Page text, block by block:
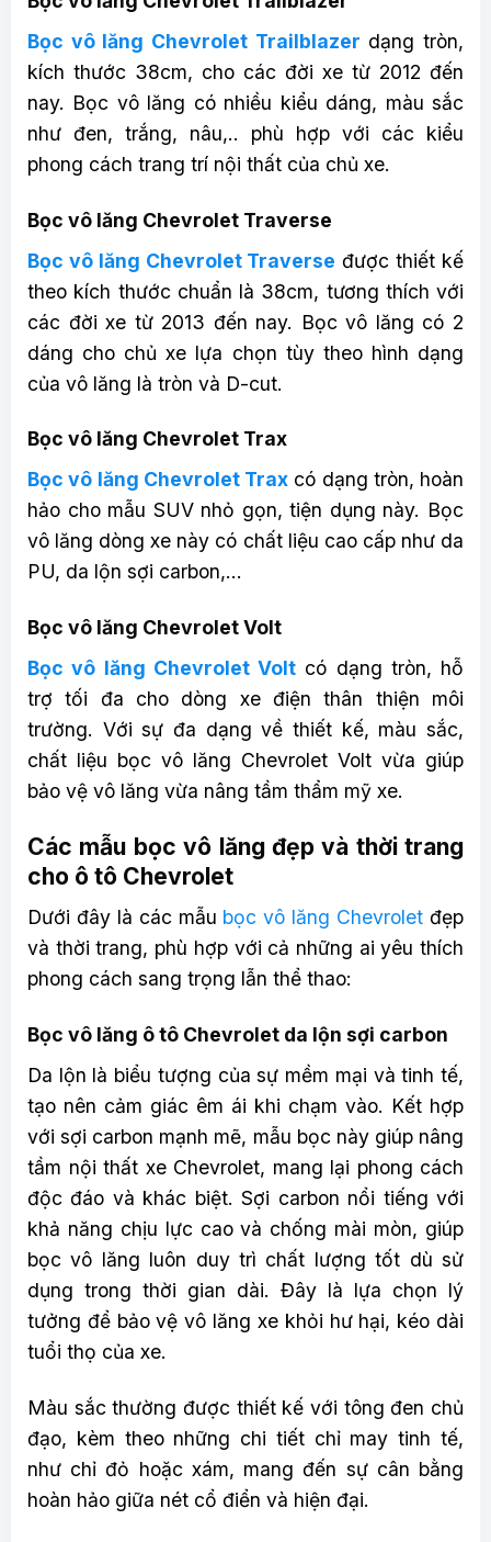
Bọc vô lăng Chevrolet Trailblazer dạng tròn,
kích thước 38cm, cho các đời xe từ 2012 đến
nay. Bọc vô lăng có nhiều kiểu dáng, màu sắc
như đen, trắng, nâu,.. phù hợp với các kiểu
phong cách trang trí nội thất của chủ xe.
Bọc vô lăng Chevrolet Traverse
Bọc vô lăng Chevrolet Traverse được thiết kế
theo kích thước chuẩn là 38cm, tương thích với
các đời xe từ 2013 đến nay. Bọc vô lăng có 2
dáng cho chủ xe lựa chọn tùy theo hình dạng
của vô lăng là tròn và D-cut.
Bọc vô lăng Chevrolet Trax
Bọc vô lăng Chevrolet Trax có dạng tròn, hoàn
hảo cho mẫu SUV nhỏ gọn, tiện dụng này. Bọc
vô lăng dòng xe này có chất liệu cao cấp như da
PU, da lộn sợi carbon,…
Bọc vô lăng Chevrolet Volt
Bọc vô lăng Chevrolet Volt có dạng tròn, hỗ
trợ tối đa cho dòng xe điện thân thiện môi
trường. Với sự đa dạng về thiết kế, màu sắc,
chất liệu bọc vô lăng Chevrolet Volt vừa giúp
bảo vệ vô lăng vừa nâng tầm thẩm mỹ xe.
Các mẫu bọc vô lăng đẹp và thời trang
cho ô tô Chevrolet
Dưới đây là các mẫu bọc vô lăng Chevrolet đẹp
và thời trang, phù hợp với cả những ai yêu thích
phong cách sang trọng lẫn thể thao:
Bọc vô lăng ô tô Chevrolet da lộn sợi carbon
Da lộn là biểu tượng của sự mềm mại và tinh tế,
tạo nên cảm giác êm ái khi chạm vào. Kết hợp
với sợi carbon mạnh mẽ, mẫu bọc này giúp nâng
tầm nội thất xe Chevrolet, mang lại phong cách
độc đáo và khác biệt. Sợi carbon nổi tiếng với
khả năng chịu lực cao và chống mài mòn, giúp
bọc vô lăng luôn duy trì chất lượng tốt dù sử
dụng trong thời gian dài. Đây là lựa chọn lý
tưởng để bảo vệ vô lăng xe khỏi hư hại, kéo dài
tuổi thọ của xe.
Màu sắc thường được thiết kế với tông đen chủ
đạo, kèm theo những chi tiết chỉ may tinh tế,
như chỉ đỏ hoặc xám, mang đến sự cân bằng
hoàn hảo giữa nét cổ điển và hiện đại.